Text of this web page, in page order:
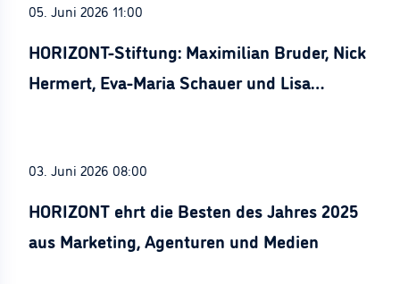
05. Juni 2026 11:00
HORIZONT-Stiftung: Maximilian Bruder, Nick
Hermert, Eva-Maria Schauer und Lisa
03. Juni 2026 08:00
HORIZONT ehrt die Besten des Jahres 2025
aus Marketing, Agenturen und Medien